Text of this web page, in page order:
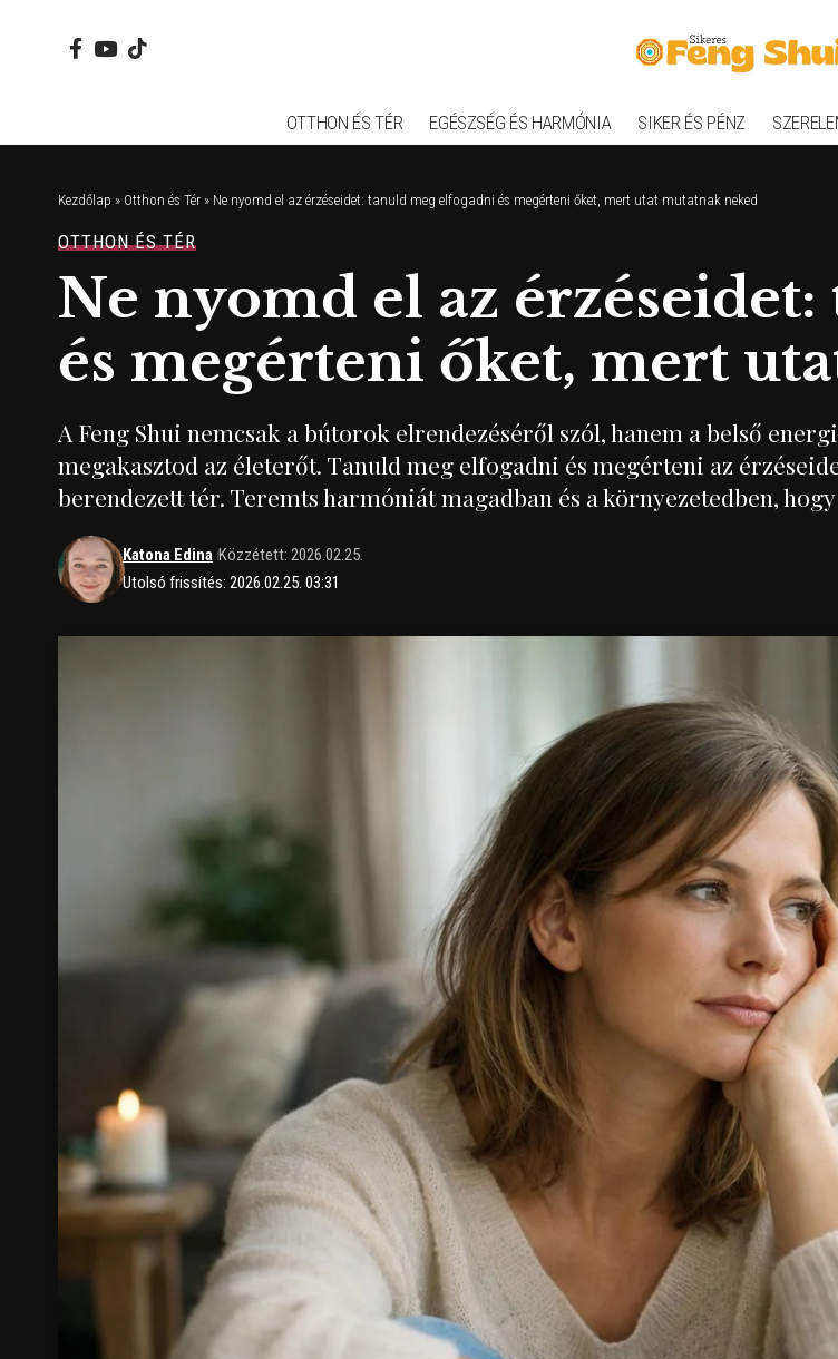
OTTHON ÉS TÉR EGÉSZSÉG ÉS HARMÓNIA SIKER ÉS PÉNZ
Kezdőlap » Otthon és Tér » Ne nyomd el az érzéseidet: tanuld meg elfogadni és megérteni őket, mert utat mutatnak neked
OTTHON ÉS TÉR
Ne nyomd el az
és megérteni őket, mert
A Feng Shui nemcsak a bútorok elrendezéséről szól, hanem a belső
megakasztod az életerőt. Tanuld meg elfogadni és megérteni az
berendezett tér. Teremts harmóniát magadban és a környezetedben,
Utolsó frissítés: 2026.02.25. 03:31
Katona Edina Közzétett: 2026.02.25.